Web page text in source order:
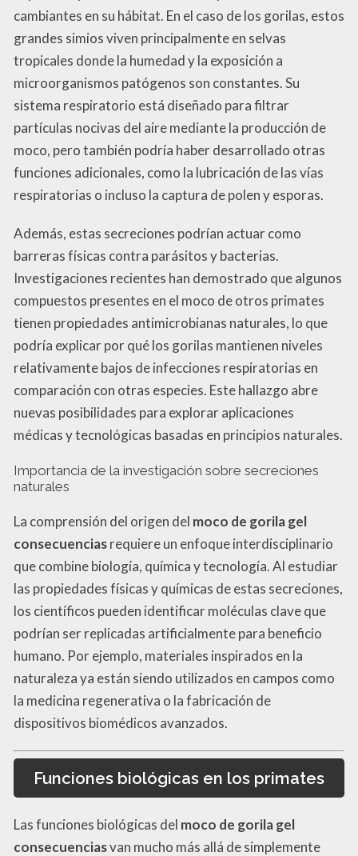
cambiantes en su hábitat. En el caso de los gorilas, estos
grandes simios viven principalmente en selvas
tropicales donde la humedad y la exposición a
microorganismos patógenos son constantes. Su
sistema respiratorio está diseñado para filtrar
partículas nocivas del aire mediante la producción de
moco, pero también podría haber desarrollado otras
funciones adicionales, como la lubricación de las vías
respiratorias o incluso la captura de polen y esporas.
Además, estas secreciones podrían actuar como
barreras físicas contra parásitos y bacterias.
Investigaciones recientes han demostrado que algunos
compuestos presentes en el moco de otros primates
tienen propiedades antimicrobianas naturales, lo que
podría explicar por qué los gorilas mantienen niveles
relativamente bajos de infecciones respiratorias en
comparación con otras especies. Este hallazgo abre
nuevas posibilidades para explorar aplicaciones
médicas y tecnológicas basadas en principios naturales.
Importancia de la investigación sobre secreciones
naturales
La comprensión del origen del moco de gorila gel
consecuenciasrequiere un enfoque interdisciplinario
que combine biología, química y tecnología. Al estudiar
las propiedades físicas y químicas de estas secreciones,
los científicos pueden identificar moléculas clave que
podrían ser replicadas artificialmente para beneficio
humano. Por ejemplo, materiales inspirados en la
naturaleza ya están siendo utilizados en campos como
la medicina regenerativa o la fabricación de
dispositivos biomédicos avanzados.
Funciones biológicas en los primates
Las funciones biológicas del moco de gorila gel
consecuenciasvan mucho más allá de simplemente